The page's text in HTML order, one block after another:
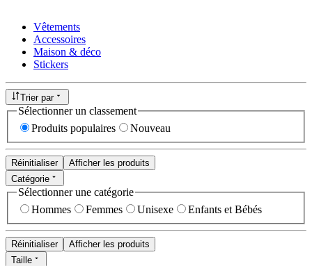
Vêtements
Accessoires
Maison & déco
Stickers
Trier par
Sélectionner un classement
Produits populaires
Nouveau
Réinitialiser
Afficher les produits
Catégorie
Sélectionner une catégorie
Hommes
Femmes Unisexe Enfants et Bébés
Réinitialiser
Afficher les produits
Taille